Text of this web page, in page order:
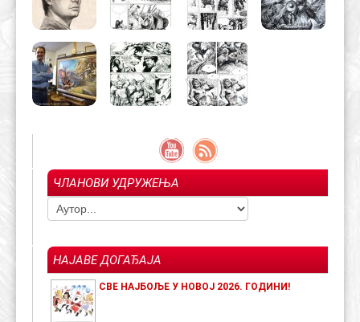
ЧЛАНОВИ УДРУЖЕЊА
НАЈАВЕ ДОГАЂАЈА
СВЕ НАЈБОЉЕ У НОВОЈ 2026. ГОДИНИ!